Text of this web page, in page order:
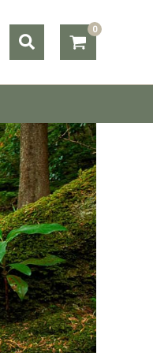
Suchen